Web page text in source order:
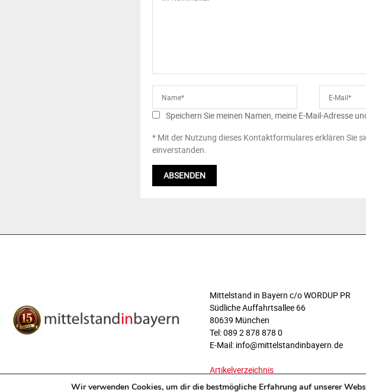
Speichern Sie meinen Namen, meine E-Mail-Adresse
* Mit der Nutzung dieses Kontaktformulares erklären Sie
einverstanden.
Mittelstand in Bayern c/o WORDUP PR
Südliche Auffahrtsallee 66
80639 München
Tel: 089 2 878 878 0
E-Mail: info@mittelstandinbayern.de
Artikelverzeichnis
Wir verwenden Cookies, um dir die bestmögliche Erfahrung auf unserer